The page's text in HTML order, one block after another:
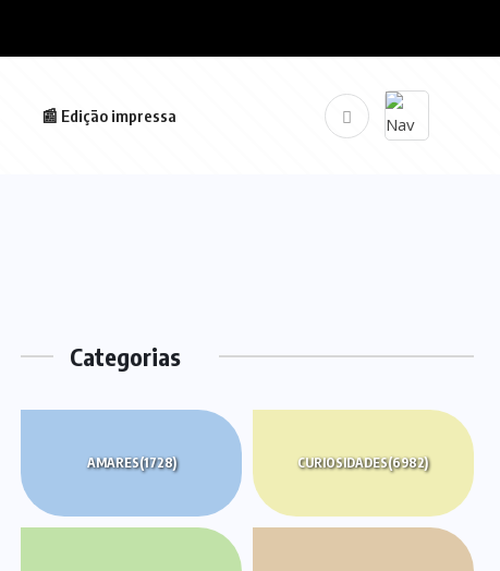
📰 Edição impressa
Categorias
AMARES(1728) CURIOSIDADES(6982)